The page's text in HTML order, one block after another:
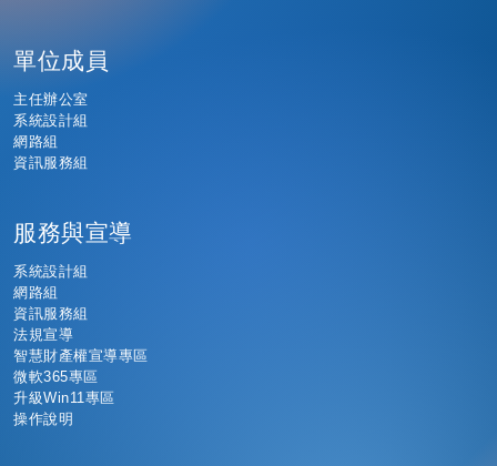
單位成員
主任辦公室
系統設計組
網路組
資訊服務組
服務與宣導
系統設計組
網路組
資訊服務組
法規宣導
智慧財產權宣導專區
微軟365專區
升級Win11專區
操作說明